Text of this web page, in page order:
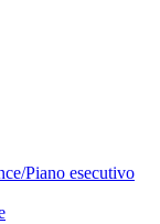
Piano esecutivo